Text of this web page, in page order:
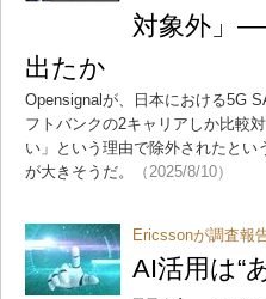
対象外」
出たか
Opensignalが、日本における5G
フトバンクの2キャリアしか比較
い」という理由で除外されたと
が大きそうだ。
（2025/8/10）
Ericssonが調査報
AI活用は“